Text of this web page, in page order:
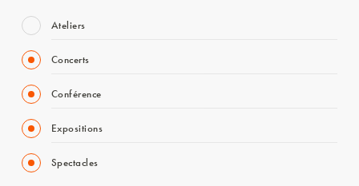
Ateliers
Concerts
Conférence
Expositions
Spectacles